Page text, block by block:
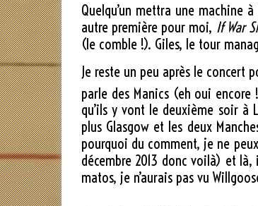
Quelqu’un mettra une machine
autre première pour moi, If War
(le comble !). Giles, le tour
Je reste un peu après le concert
parle des Manics (eh oui
qu’ils y vont le deuxième soir à
plus Glasgow et les deux
pourquoi du comment, je ne
décembre 2013 donc voilà) et
matos, je n’aurais pas vu